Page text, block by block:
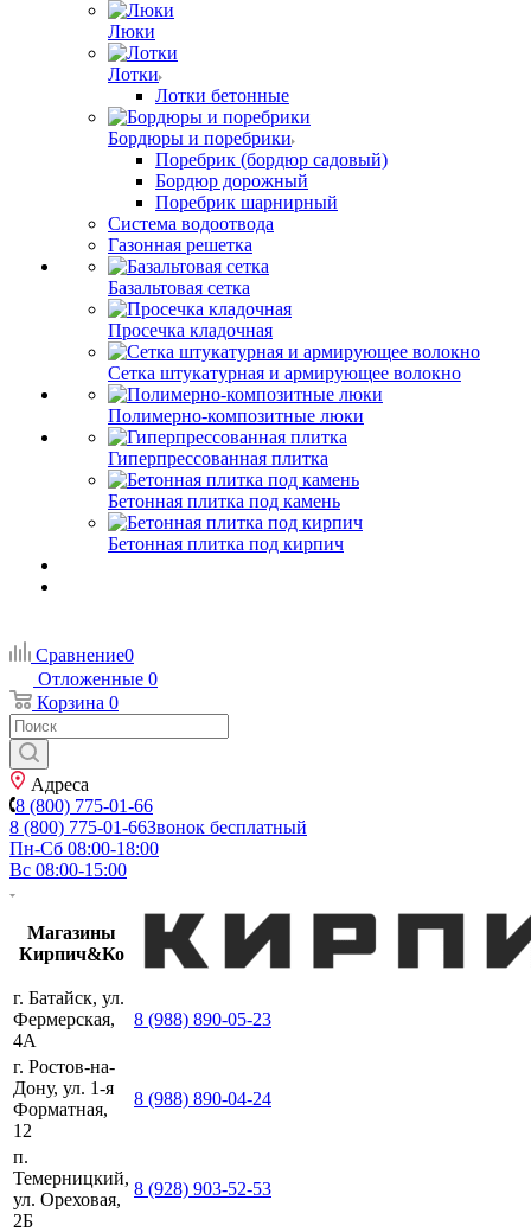
Люки
Лотки
Лотки бетонные
Бордюры и поребрики
Поребрик (бордюр садовый)
Бордюр дорожный
Поребрик шарнирный
Система водоотвода
Газонная решетка
Базальтовая сетка
Просечка кладочная
Сетка штукатурная и армирующее волокно
Полимерно-композитные люки
Гиперпрессованная плитка
Бетонная плитка под камень
Бетонная плитка под кирпич
Сравнение0
Отложенные 0
Корзина 0
Адреса
8 (800) 775-01-66
8 (800) 775-01-66Звонок бесплатный
Пн-Сб 08:00-18:00
Вс 08:00-15:00
Магазины
Кирпич&Ко
г. Батайск, ул.
Фермерская,
4А
8 (988) 890-05-23
г. Ростов-на-
Дону, ул. 1-я
Форматная,
12
8 (988) 890-04-24
п.
Темерницкий,
ул. Ореховая,
2Б
8 (928) 903-52-53